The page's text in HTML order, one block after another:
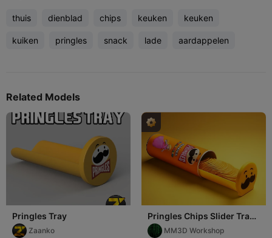
thuis dienblad chips keuken keuken
kuiken pringles snack lade aardappelen
Related Models
Pringles Tray
Zaanko
Pringles Chips Slider Tray
with a Functional Lid
MM3D Workshop